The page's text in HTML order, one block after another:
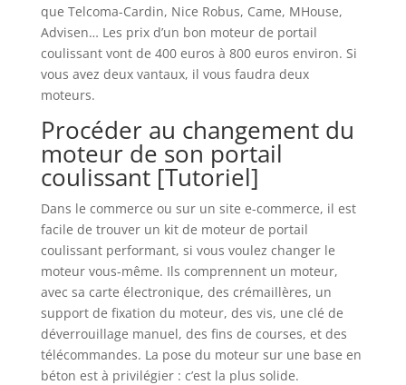
que Telcoma-Cardin, Nice Robus, Came, MHouse,
Advisen… Les prix d’un bon moteur de portail
coulissant vont de 400 euros à 800 euros environ. Si
vous avez deux vantaux, il vous faudra deux
moteurs.
Procéder au changement du
moteur de son portail
coulissant [Tutoriel]
Dans le commerce ou sur un site e-commerce, il est
facile de trouver un kit de moteur de portail
coulissant performant, si vous voulez changer le
moteur vous-même. Ils comprennent un moteur,
avec sa carte électronique, des crémaillères, un
support de fixation du moteur, des vis, une clé de
déverrouillage manuel, des fins de courses, et des
télécommandes. La pose du moteur sur une base en
béton est à privilégier : c’est la plus solide.